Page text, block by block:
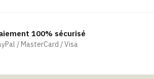
100% sécurisé
/ MasterCard / Visa